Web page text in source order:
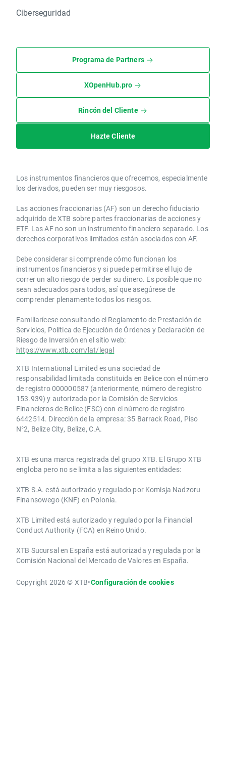
Ciberseguridad
Programa de Partners
XOpenHub.pro
Rincón del Cliente
Hazte Cliente
Los instrumentos financieros que ofrecemos, especialmente
los derivados, pueden ser muy riesgosos.
Las acciones fraccionarias (AF) son un derecho fiduciario
adquirido de XTB sobre partes fraccionarias de acciones y
ETF. Las AF no son un instrumento financiero separado. Los
derechos corporativos limitados están asociados con AF.
Debe considerar si comprende cómo funcionan los
instrumentos financieros y si puede permitirse el lujo de
correr un alto riesgo de perder su dinero. Es posible que no
sean adecuados para todos, así que asegúrese de
comprender plenamente todos los riesgos.
Familiarícese consultando el Reglamento de Prestación de
Servicios, Política de Ejecución de Órdenes y Declaración de
Riesgo de Inversión en el sitio web:
https://www.xtb.com/lat/legal
XTB International Limited es una sociedad de
responsabilidad limitada constituida en Belice con el número
de registro 000000587 (anteriormente, número de registro
153.939) y autorizada por la Comisión de Servicios
Financieros de Belice (FSC) con el número de registro
6442514. Dirección de la empresa: 35 Barrack Road, Piso
N°2, Belize City, Belize, C.A.
​​XTB es una marca registrada del grupo XTB. El Grupo XTB
engloba pero no se limita a las siguientes entidades:
XTB S.A.​ está autorizado y regulado por Komisja Nadzoru
Finansowego (KNF) ​en Polonia.
XTB Limited ​está autorizado y regulado por la ​Financial
Conduct Authority ​(FCA) en ​​Reino Unido.
XTB Sucursal en España está autorizada y regulada por la
Comisión Nacional del Mercado de Valores en España.
Copyright 2026 © XTB•Configuración de cookies